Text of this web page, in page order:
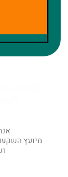
מיועץ